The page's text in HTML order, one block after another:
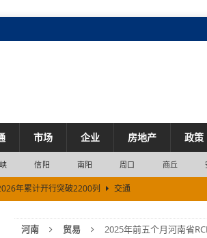
市场 企业 房地产 政策
信阳 南阳 周口 商丘
年累计开行突破2200列
交通
地区生产总值（GDP）同比增长13.2%
经济
河南 贸易 2025年前五个月河南省